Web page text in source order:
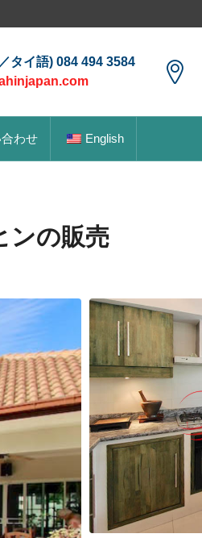
タイ語) 084 494 3584
わせ English
ンの販売